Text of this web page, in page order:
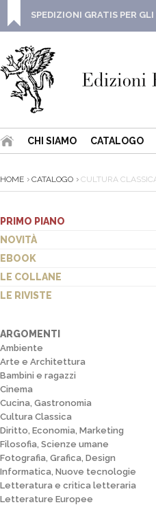
SPEDIZIONI GRATIS PER
CHI SIAMO CATALOGO
HOME CATALOGO CULTURA
PRIMO PIANO
NOVITÀ
EBOOK
LE COLLANE
LE RIVISTE
ARGOMENTI
Ambiente
Arte e Architettura
Bambini e ragazzi
Cinema
Cucina, Gastronomia
Cultura Classica
Diritto, Economia, Marketing
Filosofia, Scienze umane
Fotografia, Grafica, Design
Informatica, Nuove tecnologie
Letteratura e critica letteraria
Letterature Europee